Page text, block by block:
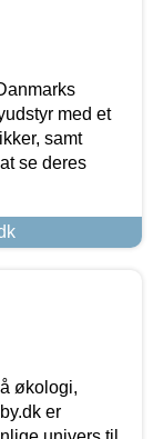
med et
samt
se deres
økologi,
er